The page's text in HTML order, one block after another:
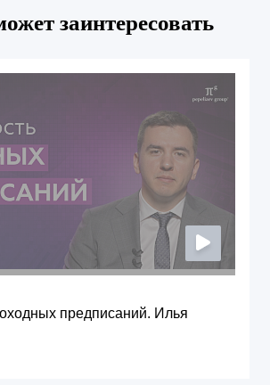
заинтересовать
предписаний. Илья